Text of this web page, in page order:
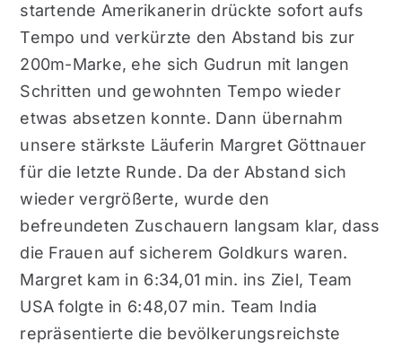
startende Amerikanerin drückte sofort aufs
Tempo und verkürzte den Abstand bis zur
200m-Marke, ehe sich Gudrun mit langen
Schritten und gewohnten Tempo wieder
etwas absetzen konnte. Dann übernahm
unsere stärkste Läuferin Margret Göttnauer
für die letzte Runde. Da der Abstand sich
wieder vergrößerte, wurde den
befreundeten Zuschauern langsam klar, dass
die Frauen auf sicherem Goldkurs waren.
Margret kam in 6:34,01 min. ins Ziel, Team
USA folgte in 6:48,07 min. Team India
repräsentierte die bevölkerungsreichste